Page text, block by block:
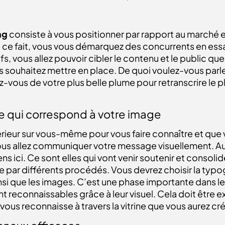
consiste à vous positionner par rapport au
fait, vous vous démarquez des concurrents en
vous allez pouvoir cibler le contenu et le public
mettre en place. De quoi voulez-vous
vous de votre plus belle plume pour retranscrire le
qui correspond à votre image
sur vous-même pour vous faire connaître et
allez communiquer votre message visuellement.
ici. Ce sont elles qui vont venir soutenir et
par différents procédés. Vous devrez choisir la
que les images. C’est une phase importante dans
reconnaissables grâce à leur visuel. Cela doit être
reconnaisse à travers la vitrine que vous aurez